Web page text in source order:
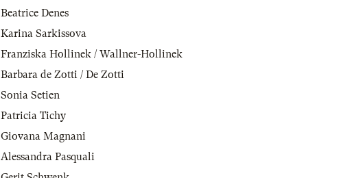
Beatrice Denes
Karina Sarkissova
Franziska Hollinek / Wallner-Hollinek
Barbara de Zotti / De Zotti
Sonia Setien
Patricia Tichy
Giovana Magnani
Alessandra Pasquali